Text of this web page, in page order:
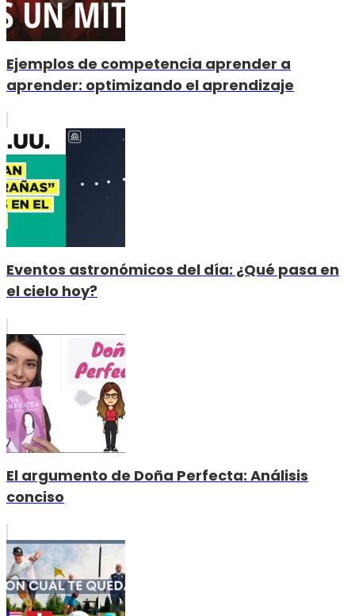
Ejemplos de competencia aprender a
aprender: optimizando el aprendizaje
Eventos astronómicos del día: ¿Qué pasa en
el cielo hoy?
El argumento de Doña Perfecta: Análisis
conciso